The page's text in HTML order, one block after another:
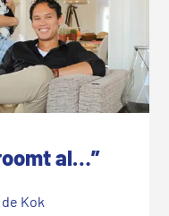
al…”
Kok